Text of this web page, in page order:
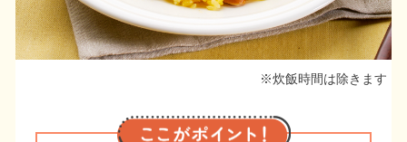
※炊飯時間は除きます